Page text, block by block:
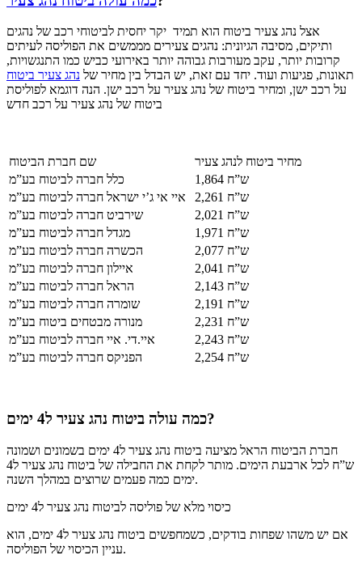
אצל נהג צעיר ביטוח הוא תמיד יקר יחסית לביטוחי רכב של נהגים
ותיקים, מסיבה הגיונית: נהגים צעירים מממשים את הפוליסה לעיתים
קרובות יותר, עקב מעורבות גבוהה יותר באירועי כביש כמו התנגשויות,
תאונות, פגיעות ועוד. יחד עם זאת, יש הבדל בין מחיר של נהג צעיר ביטוח
על רכב ישן, ומחיר ביטוח של נהג צעיר על רכב ישן. הנה דוגמא לפוליסת
ביטוח של נהג צעיר על רכב חדש
שם חברת הביטוח
מחיר ביטוח לנהג צעיר
כלל חברה לביטוח בע”מ
1,864 ש”ח
איי אי ג’י ישראל חברה לביטוח בע”מ
2,261 ש”ח
שירביט חברה לביטוח בע”מ
2,021 ש”ח
מגדל חברה לביטוח בע”מ
1,971 ש”ח
הכשרה חברה לביטוח בע”מ
2,077 ש”ח
איילון חברה לביטוח בע”מ
2,041 ש”ח
הראל חברה לביטוח בע”מ
2,143 ש”ח
שומרה חברה לביטוח בע”מ
2,191 ש”ח
מנורה מבטחים ביטוח בע”מ
2,231 ש”ח
איי.די. איי חברה לביטוח בע”מ
2,243 ש”ח
הפניקס חברה לביטוח בע”מ
2,254 ש”ח
כמה עולה ביטוח נהג צעיר ל4 ימים?
חברת הביטוח הראל מציעה ביטוח נהג צעיר ל4 ימים בשמונים ושמונה
ש”ח לכל ארבעת הימים. מותר לקחת את החבילה של ביטוח נהג צעיר ל4
ימים כמה פעמים שרוצים במהלך השנה.
כיסוי מלא של פוליסה לביטוח נהג צעיר ל4 ימים
אם יש משהו שפחות בודקים, כשמחפשים ביטוח נהג צעיר ל4 ימים, הוא
עניין הכיסוי של הפוליסה.